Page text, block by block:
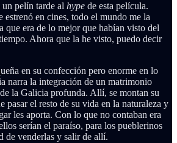
pelín tarde al hype de esta película.
estrenó en cines, todo el mundo me la
que era de lo mejor que habían visto del
Ahora que la he visto, puedo decir
en su confección pero enorme en lo
narra la integración de un matrimonio
la Galicia profunda. Allí, se montan su
pasar el resto de su vida en la naturaleza y
les aporta. Con lo que no contaban era
serían el paraíso, para los pueblerinos
de venderlas y salir de allí.